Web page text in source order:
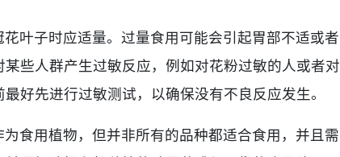
叶子时应适量。过量食用可能会引起胃部不适或者
些人群产生过敏反应，例如对花粉过敏的人或者对
好先进行过敏测试，以确保没有不良反应发生。
食用植物，但并非所有的品种都适合食用，并且需